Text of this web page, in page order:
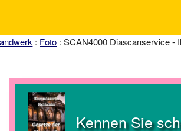
: Foto : SCAN4000 Diascanservice -
Kennen Sie